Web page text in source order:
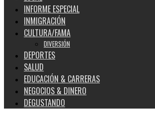
INFORME ESPECIAL
INMIGRACIÓN
CULTURA/FAMA
DIVERSIÓN
DEPORTES
SALUD
EDUCACIÓN & CARRERAS
NEGOCIOS & DINERO
DEGUSTANDO